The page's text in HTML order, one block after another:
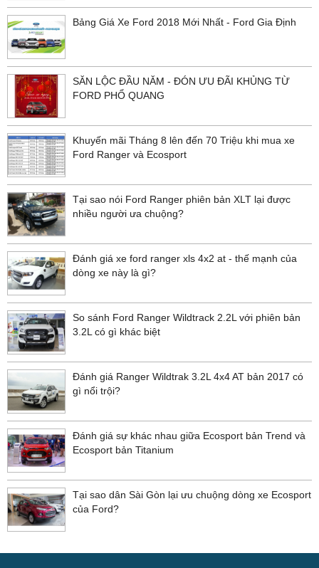
Bảng Giá Xe Ford 2018 Mới Nhất - Ford Gia Định
SĂN LỘC ĐẦU NĂM - ĐÓN ƯU ĐÃI KHỦNG TỪ
FORD PHỔ QUANG
Khuyến mãi Tháng 8 lên đến 70 Triệu khi mua xe
Ford Ranger và Ecosport
Tại sao nói Ford Ranger phiên bản XLT lại được
nhiều người ưa chuộng?
Đánh giá xe ford ranger xls 4x2 at - thế mạnh của
dòng xe này là gì?
So sánh Ford Ranger Wildtrack 2.2L với phiên bản
3.2L có gì khác biệt
Đánh giá Ranger Wildtrak 3.2L 4x4 AT bản 2017 có
gì nổi trội?
Đánh giá sự khác nhau giữa Ecosport bản Trend và
Ecosport bản Titanium
Tại sao dân Sài Gòn lại ưu chuộng dòng xe Ecosport
của Ford?